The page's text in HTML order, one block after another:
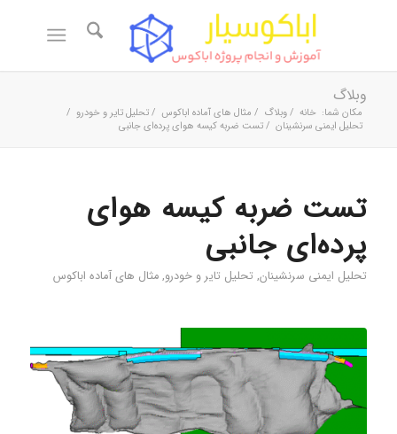
وبلاگ
مکان شما: خانه / وبلاگ / مثال های آماده اباکوس / تحلیل تایر و خودرو /
تحلیل‌ ایمنی سرنشینان / تست ضربه کیسه هوای پرده‌ای جانبی
تست ضربه کیسه هوای
پرده‌ای جانبی
تحلیل‌ ایمنی سرنشینان, تحلیل تایر و خودرو, مثال های آماده اباکوس